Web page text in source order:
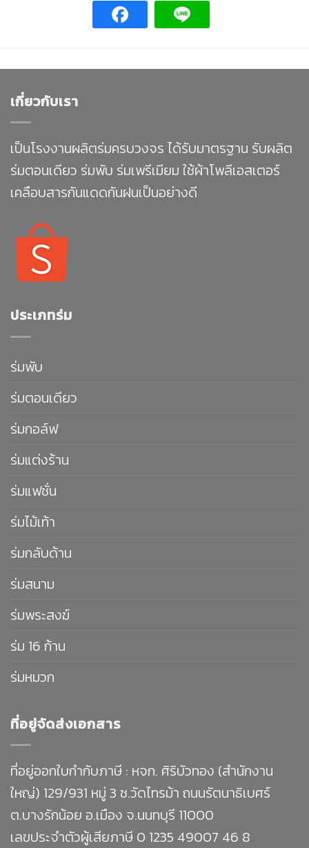
เกี่ยวกับเรา
เป็นโรงงานผลิตร่มครบวงจร ได้รับมาตรฐาน รับผลิต
ร่มตอนเดียว ร่มพับ ร่มเพรีเมียม ใช้ผ้าโพลีเอสเตอร์
เคลือบสารกันแดดกันฝนเป็นอย่างดี
ประเภทร่ม
ร่มพับ
ร่มตอนเดียว
ร่มกอล์ฟ
ร่มแต่งร้าน
ร่มแฟชั่น
ร่มไม้เท้า
ร่มกลับด้าน
ร่มสนาม
ร่มพระสงฆ์
ร่ม 16 ก้าน
ร่มหมวก
ที่อยู่จัดส่งเอกสาร
ที่อยู่ออกใบกำกับภาษี : หจก. ศิริบัวทอง (สำนักงาน
ใหญ่) 129/931 หมู่ 3 ซ.วัดไทรม้า ถนนรัตนาธิเบศร์
ต.บางรักน้อย อ.เมือง จ.นนทบุรี 11000
เลขประจำตัวผู้เสียภาษี 0 1235 49007 46 8